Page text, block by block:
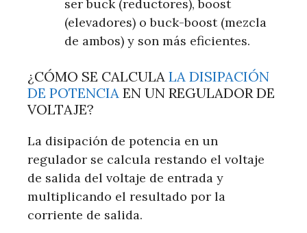
ser buck (reductores), boost
(elevadores) o buck-boost (mezcla
de ambos) y son más eficientes.
¿CÓMO SE CALCULA LA DISIPACIÓN
DE POTENCIA EN UN REGULADOR DE
VOLTAJE?
La disipación de potencia en un
regulador se calcula restando el voltaje
de salida del voltaje de entrada y
multiplicando el resultado por la
corriente de salida.